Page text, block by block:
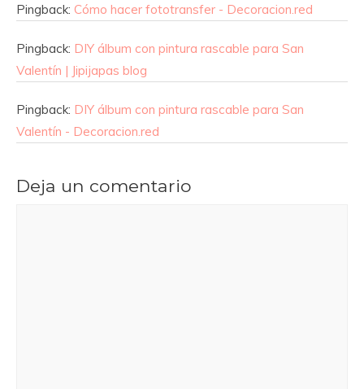
Pingback: Cómo hacer fototransfer - Decoracion.red
Pingback: DIY álbum con pintura rascable para San
Valentín | Jipijapas blog
Pingback: DIY álbum con pintura rascable para San
Valentín - Decoracion.red
Deja un comentario